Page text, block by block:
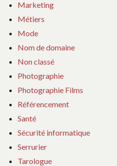
Marketing
Métiers
Mode
Nom de domaine
Non classé
Photographie
Photographie Films
Référencement
Santé
Sécurité informatique
Serrurier
Tarologue